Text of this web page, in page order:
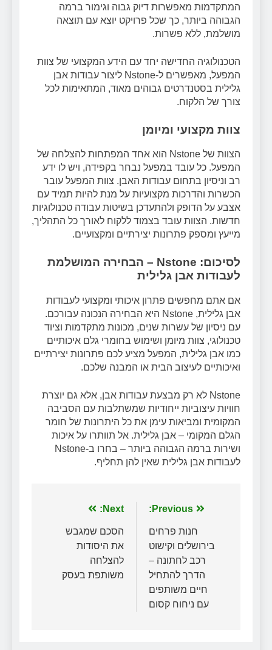
המתקדמות מאפשרות דיוק גבוה וגימור ברמה
הגבוהה ביותר, כך שכל פרויקט יוצא עם תוצאה
מושלמת, ללא פשרות.
הטכנולוגיה החדישה יחד עם הידע המקצועי של צוות
המפעל, מאפשרים ל-Nstone ליצור עבודות אבן
גלילית בסטנדרטים גבוהים מאוד, המתאימות לכל
צורך של הלקוח.
צוות מקצועי ומיומן
הצוות של Nstone הוא אחד המפתחות להצלחה של
המפעל. כל עובד במפעל נבחר בקפידה, ויש לו ידע
רב וניסיון בתחום עבודות האבן. צוות המפעל עובר
הכשרות והדרכות מקצועיות על מנת להיות תמיד עם
אצבע על הדופק ולהתעדכן בשיטות עבודה טכנולוגיות
חדשות. הצוות עובד בצמוד ללקוח לאורך כל התהליך,
מייעץ ומספק פתרונות יצירתיים ומקצועיים.
לסיכום: Nstone – הבחירה המושלמת
לעבודות אבן גלילית
אם אתם מחפשים פתרון איכותי ומקצועי לעבודות
אבן גלילית, Nstone היא הבחירה הנכונה עבורכם.
עם ניסיון של עשרות שנים, מכונות מתקדמות וציוד
טכנולוגי, צוות מיומן ושימוש בחומרי גלם איכותיים
כמו אבן גלילית, המפעל מציע לכם פתרונות יצירתיים
ואיכותיים לעיצוב הבית או המבנה שלכם.
Nstone לא רק מבצעת עבודות אבן, אלא גם יוצרת
חוויות עיצוביות ייחודיות שמשתלבות עם הסביבה
המקומית ומביאות עימן את כל היתרונות של חומר
הגלם המקומי – אבן גלילית. אל תוותרו על איכות
ושירות ברמה הגבוהה ביותר – בחרו ב-Nstone
לעבודות אבן גלילית שאין להן תחליף.
ניווט Previous:
חנות פרחים
בירושלים וקישוט
רכב לחתונה –
הדרך להתחיל
חיים משותפים
עם ניחוח קסום
Next:
הסכם שמגבש
את היסודות
להצלחה
משותפת בעסק